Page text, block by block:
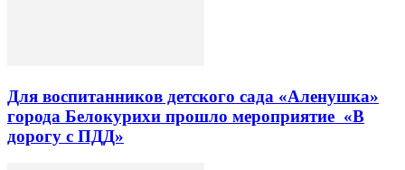
Для воспитанников детского сада «Аленушка»
города Белокурихи прошло мероприятие «В
дорогу с ПДД»